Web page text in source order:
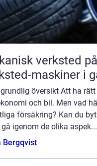
verksted
maskiner i
översikt Att ha
och bil. Men vad
försäkring? Kan du
igenom de olika aspek...
Bergqvist